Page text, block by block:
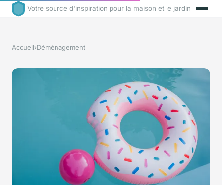
Votre source d'inspiration pour la maison et le jardin
Accueil›Déménagement